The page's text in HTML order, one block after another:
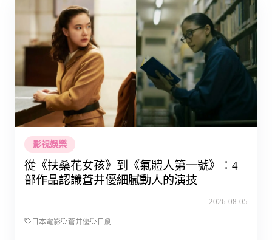
影視娛樂
從《扶桑花女孩》到《氣體人第一號》：4
部作品認識蒼井優細膩動人的演技
2026-08-05
日本電影 蒼井優 日劇